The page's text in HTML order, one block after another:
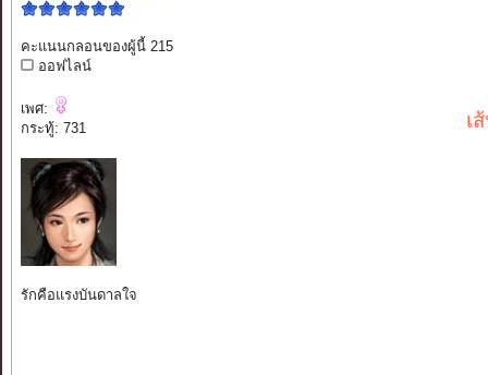
คะแนนกลอนของผู้นี้ 215
ออฟไลน์
เพศ:
กระทู้: 731
รักคือแรงบันดาลใจ
เ